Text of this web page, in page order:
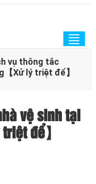
vụ thông tắc
【Xử lý triệt để】
vệ sinh tại
để】